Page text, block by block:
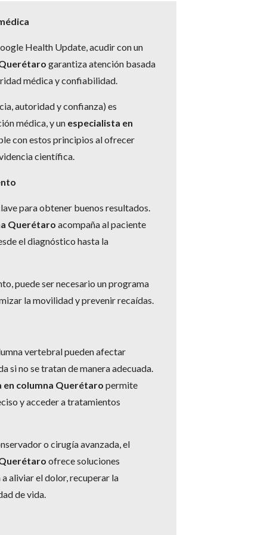
Health Update, acudir con un
garantiza atención basada
médica y confiabilidad.
autoridad y confianza) es
médica, y un especialista en
con estos principios al ofrecer
científica.
para obtener buenos resultados.
Querétaro acompaña al paciente
el diagnóstico hasta la
puede ser necesario un programa
la movilidad y prevenir recaídas.
vertebral pueden afectar
si no se tratan de manera adecuada.
en columna Querétaro permite
y acceder a tratamientos
o cirugía avanzada, el
ofrece soluciones
aliviar el dolor, recuperar la
de vida.